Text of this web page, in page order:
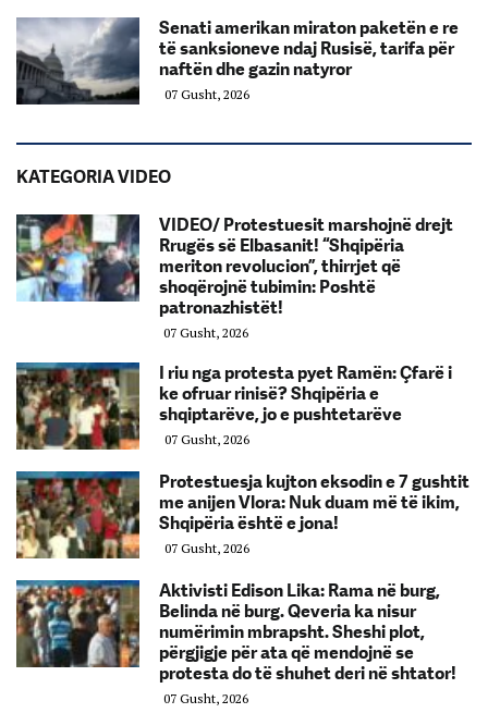
Senati amerikan miraton paketën e re
të sanksioneve ndaj Rusisë, tarifa për
naftën dhe gazin natyror
07 Gusht, 2026
KATEGORIA VIDEO
VIDEO/ Protestuesit marshojnë drejt
Rrugës së Elbasanit! “Shqipëria
meriton revolucion”, thirrjet që
shoqërojnë tubimin: Poshtë
patronazhistët!
07 Gusht, 2026
I riu nga protesta pyet Ramën: Çfarë i
ke ofruar rinisë? Shqipëria e
shqiptarëve, jo e pushtetarëve
07 Gusht, 2026
Protestuesja kujton eksodin e 7 gushtit
me anijen Vlora: Nuk duam më të ikim,
Shqipëria është e jona!
07 Gusht, 2026
Aktivisti Edison Lika: Rama në burg,
Belinda në burg. Qeveria ka nisur
numërimin mbrapsht. Sheshi plot,
përgjigje për ata që mendojnë se
protesta do të shuhet deri në shtator!
07 Gusht, 2026